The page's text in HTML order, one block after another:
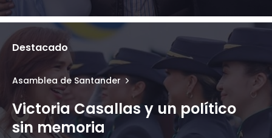
Destacado
Asamblea de Santander
Victoria Casallas y un político
sin memoria